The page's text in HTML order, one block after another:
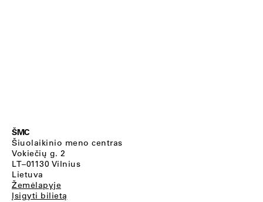
ŠMC
Šiuolaikinio meno centras
Vokiečių g. 2
LT–01130 Vilnius
Lietuva
Žemėlapyje
Įsigyti bilietą